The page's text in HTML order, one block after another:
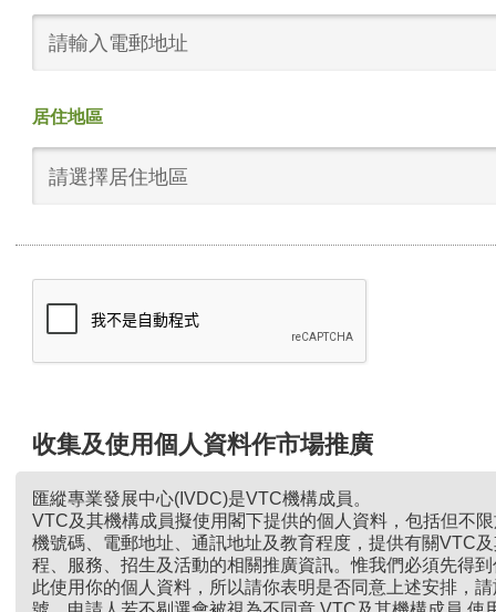
居住地區
請選擇居住地區
收集及使用個人資料作市場推廣
匯縱專業發展中心(IVDC)是VTC機構成員。
VTC及其機構成員擬使用閣下提供的個人資料，包括但不
機號碼、電郵地址、通訊地址及教育程度，提供有關VTC
程、服務、招生及活動的相關推廣資訊。惟我們必須先得
此使用你的個人資料，所以請你表明是否同意上述安排，